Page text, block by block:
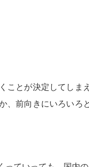
ことが決定してしま
、前向きにいろいろ